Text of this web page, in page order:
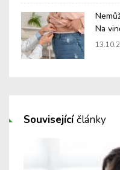
Na
Souvisejícíčlánky